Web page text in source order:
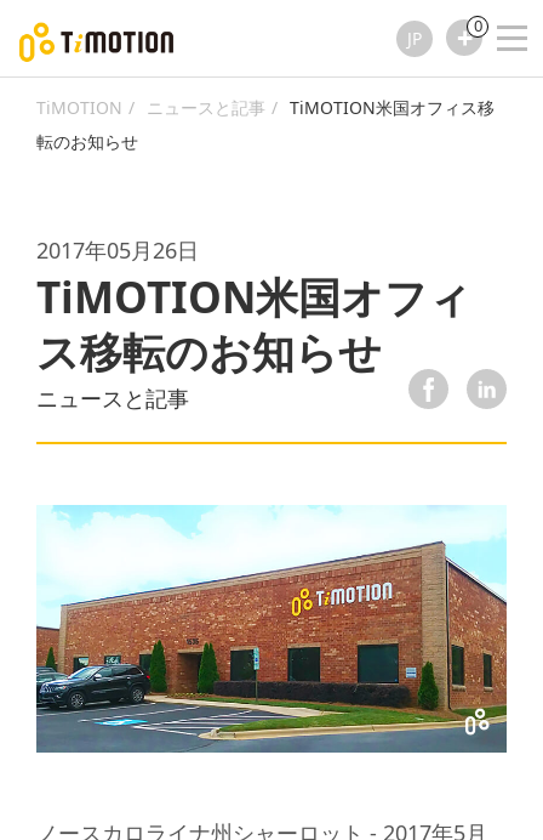
JP
0
TiMOTION ニュースと記事
TiMOTION米国オフィス移
転のお知らせ
2017年05月26日
TiMOTION米国オフィ
ス移転のお知らせ
ニュースと記事
ノースカロライナ州シャーロット - 2017年5月